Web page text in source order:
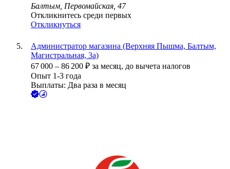
Балтым, Первомайская, 47
Откликнитесь среди первых
Откликнуться
Администратор магазина (Верхняя Пышма, Балтым,
Магистральная, 3а)
67 000 – 86 200 ₽ за месяц, до вычета налогов
Опыт 1-3 года
Выплаты: Два раза в месяц